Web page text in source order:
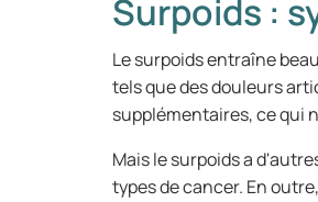
Surpoids :
Le surpoids entraîne
tels que des douleurs
supplémentaires, ce qui
Mais le surpoids a
types de cancer. En